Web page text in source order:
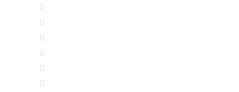
0
0
0
0
0
0